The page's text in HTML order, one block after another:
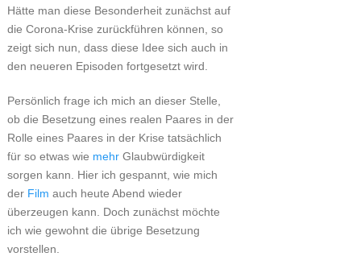
Hätte man diese Besonderheit zunächst auf
die Corona-Krise zurückführen können, so
zeigt sich nun, dass diese Idee sich auch in
den neueren Episoden fortgesetzt wird.
Persönlich frage ich mich an dieser Stelle,
ob die Besetzung eines realen Paares in der
Rolle eines Paares in der Krise tatsächlich
für so etwas wie mehrGlaubwürdigkeit
sorgen kann. Hier ich gespannt, wie mich
der Film auch heute Abend wieder
überzeugen kann. Doch zunächst möchte
ich wie gewohnt die übrige Besetzung
vorstellen.